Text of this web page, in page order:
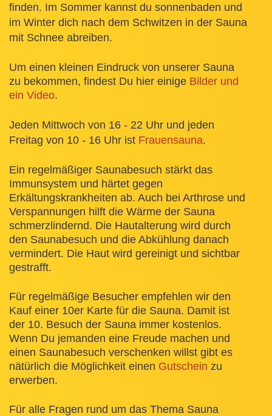
finden. Im Sommer kannst du sonnenbaden und
im Winter dich nach dem Schwitzen in der Sauna
mit Schnee abreiben.
Um einen kleinen Eindruck von unserer Sauna
zu bekommen, findest Du hier einige Bilder und
ein Video.
Jeden Mittwoch von 16 - 22 Uhr und jeden
Freitag von 10 - 16 Uhr ist Frauensauna.
Ein regelmäßiger Saunabesuch stärkt das
Immunsystem und härtet gegen
Erkältungskrankheiten ab. Auch bei Arthrose und
Verspannungen hilft die Wärme der Sauna
schmerzlindernd. Die Hautalterung wird durch
den Saunabesuch und die Abkühlung danach
vermindert. Die Haut wird gereinigt und sichtbar
gestrafft.
Für regelmäßige Besucher empfehlen wir den
Kauf einer 10er Karte für die Sauna. Damit ist
der 10. Besuch der Sauna immer kostenlos.
Wenn Du jemanden eine Freude machen und
einen Saunabesuch verschenken willst gibt es
nätürlich die Möglichkeit einen Gutschein zu
erwerben.
Für alle Fragen rund um das Thema Sauna